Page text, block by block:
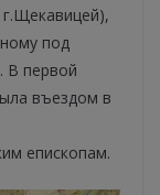
под
В первой
въездом в
епископам.